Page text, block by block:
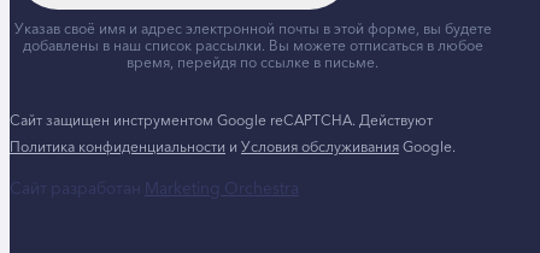
Указав своё имя и адрес электронной почты в этой форме, вы будете
добавлены в наш список рассылки. Вы можете отписаться в любое
время, перейдя по ссылке в письме.
Сайт защищен инструментом Google reCAPTCHA. Действуют
Политика конфиденциальностииУсловия обслуживанияGoogle.
Сайт разработан Marketing Orchestra